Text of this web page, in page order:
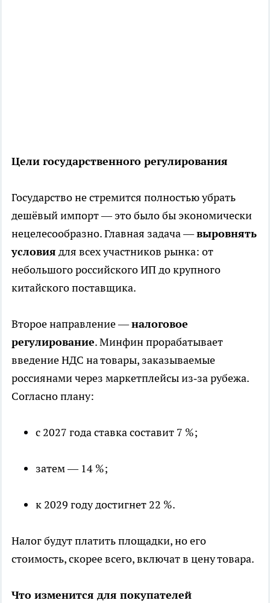
Цели государственного регулирования
Государство не стремится полностью убрать
дешёвый импорт — это было бы экономически
нецелесообразно. Главная задача —выровнять
условия для всех участников рынка: от
небольшого российского ИП до крупного
китайского поставщика.
Второе направление —налоговое
регулирование. Минфин прорабатывает
введение НДС на товары, заказываемые
россиянами через маркетплейсы из‑за рубежа.
Согласно плану:
с 2027 года ставка составит 7 %;
затем — 14 %;
к 2029 году достигнет 22 %.
Налог будут платить площадки, но его
стоимость, скорее всего, включат в цену товара.
Что изменится для покупателей